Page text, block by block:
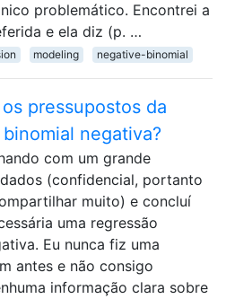
problemático. Encontrei a
e ela diz (p. …
modeling negative-binomial
pressupostos da
negativa?
com um grande
(confidencial, portanto
muito) e concluí
uma regressão
Eu nunca fiz uma
antes e não consigo
informação clara sobre